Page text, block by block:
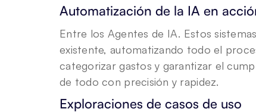
Automatización de la IA en
Entre los Agentes de IA. Estos
existente, automatizando todo el
categorizar gastos y garantizar el
de todo con precisión y rapidez.
Exploraciones de casos de uso